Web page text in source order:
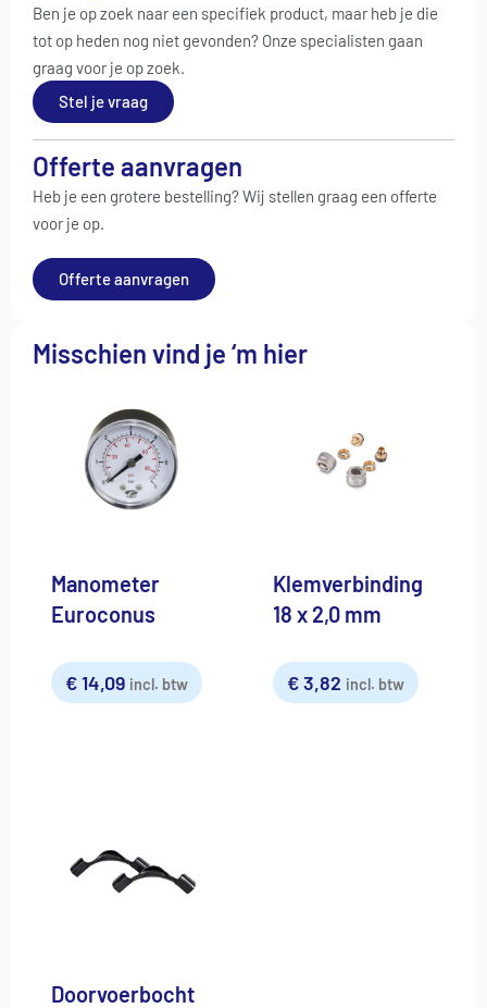
Ben je op zoek naar een specifiek product, maar heb je die
tot op heden nog niet gevonden? Onze specialisten gaan
graag voor je op zoek.
Stel je vraag
Offerte aanvragen
Heb je een grotere bestelling? Wij stellen graag een offerte
voor je op.
Offerte aanvragen
Misschien vind je ‘m hier
Manometer
Euroconus
€14,09 incl. btw
Klemverbinding
18 x 2,0 mm
€3,82 incl. btw
Doorvoerbocht